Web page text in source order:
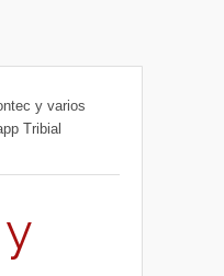
y varios
Tribial